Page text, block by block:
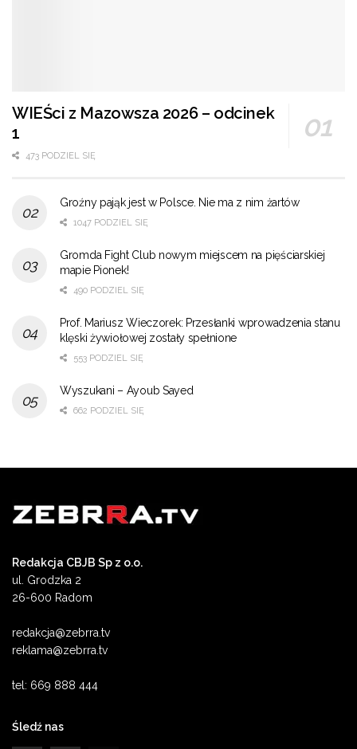
WIEŚci z Mazowsza 2026 – odcinek
1
473 PODZIEL SIĘ
Groźny pająk jest w Polsce. Nie ma z nim żartów
1047 PODZIEL SIĘ
Gromda Fight Club nowym miejscem na pięściarskiej
mapie Pionek!
490 PODZIEL SIĘ
Prof. Mariusz Wieczorek: Przesłanki wprowadzenia stanu
klęski żywiołowej zostały spełnione
553 PODZIEL SIĘ
Wyszukani – Ayoub Sayed
662 PODZIEL SIĘ
Redakcja CBJB Sp z o.o.
ul. Grodzka 2
26-600 Radom
redakcja@zebrra.tv
reklama@zebrra.tv
tel: 669 888 444
Śledź nas